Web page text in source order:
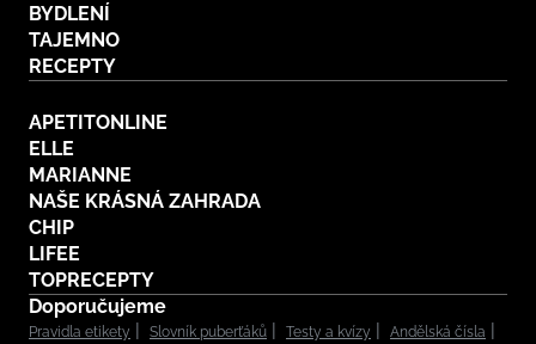
BYDLENÍ
TAJEMNO
RECEPTY
APETITONLINE
ELLE
MARIANNE
NAŠE KRÁSNÁ ZAHRADA
CHIP
LIFEE
TOPRECEPTY
Doporučujeme
Pravidla etikety Slovník puberťáků Testy a kvízy
Andělská čísla